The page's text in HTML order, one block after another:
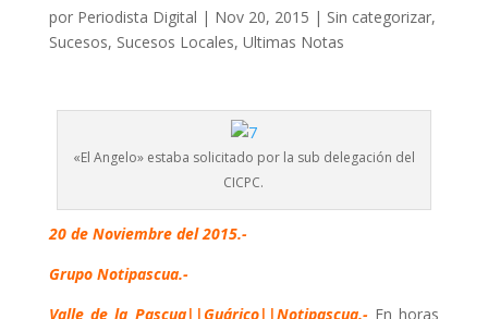
por Periodista Digital | Nov 20, 2015 | Sin categorizar,
Sucesos, Sucesos Locales, Ultimas Notas
«El Angelo» estaba solicitado por la sub delegación del
CICPC.
20 de Noviembre del 2015.-
Grupo Notipascua.-
Valle de la Pascua||Guárico||Notipascua.- En horas